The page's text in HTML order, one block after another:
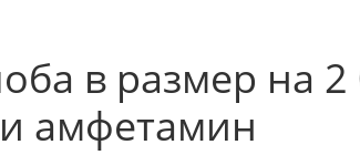
в размер на 2
амфетамин